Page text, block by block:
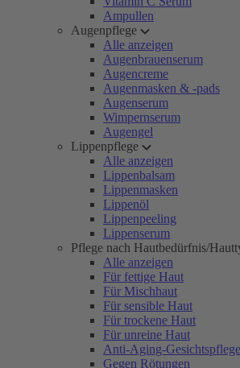
Ampullen
Augenpflege
Alle anzeigen
Augenbrauenserum
Augencreme
Augenmasken & -pads
Augenserum
Wimpernserum
Augengel
Lippenpflege
Alle anzeigen
Lippenbalsam
Lippenmasken
Lippenöl
Lippenpeeling
Lippenserum
Pflege nach Hautbedürfnis/
Alle anzeigen
Für fettige Haut
Für Mischhaut
Für sensible Haut
Für trockene Haut
Für unreine Haut
Anti-Aging-Gesichtspflege
Gegen Rötungen